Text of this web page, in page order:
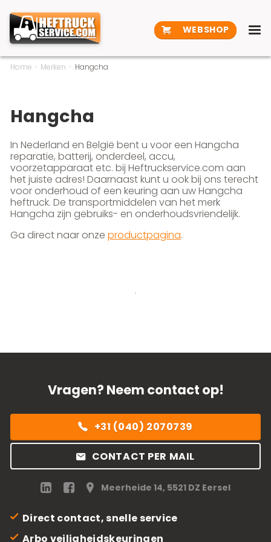
WEBSHOP
Home Merken Hangcha
Hangcha
In Nederland en België bent u voor een Hangcha
reparatie, batterij, onderdeel, accu,
voorzetapparaat etc. bij Heftruckservice.com aan
het juiste adres! Daarnaast kunt u ook bij ons terecht
voor onderhoud of een keuring aan uw Hangcha
heftruck. De transportmiddelen van het merk
Hangcha zijn gebruiks- en onderhoudsvriendelijk.
Ga direct naar onzeproductpagina.
Vragen? Neem contact op!
+31 (040) 2070739
CONTACT PER MAIL
Meerheide 14, 5521 DZ Eersel
Direct contact, snelle service
Arbo veiligheidskeuringen